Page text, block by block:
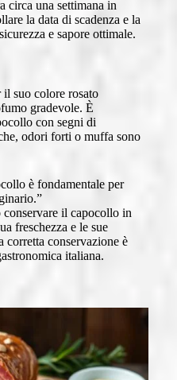
circa una settimana in
la data di scadenza e la
e sapore ottimale.
suo colore rosato
gradevole. È
con segni di
odori forti o muffa sono
è fondamentale per
il capocollo in
freschezza e le sue
corretta conservazione è
italiana.